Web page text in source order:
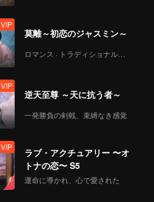
VIP
莫離～初恋のジャスミン～
ロマンス · トラディショナル・コスチューム
VIP
逆天至尊 ～天に抗う者～
一発勝負の剣戟、束縛なき感覚
VIP
ラブ・アクチュアリー 〜オ
トナの恋〜 S5
運命に導かれ、心で愛された